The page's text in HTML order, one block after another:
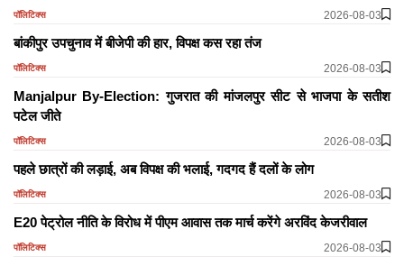
पॉलिटिक्स 2026-08-03
बांकीपुर उपचुनाव में बीजेपी की हार, विपक्ष कस रहा तंज
पॉलिटिक्स 2026-08-03
Manjalpur By-Election: गुजरात की मांजलपुर सीट से भाजपा के सतीश
पटेल जीते
पॉलिटिक्स 2026-08-03
पहले छात्रों की लड़ाई, अब विपक्ष की भलाई, गदगद हैं दलों के लोग
पॉलिटिक्स 2026-08-03
E20 पेट्रोल नीति के विरोध में पीएम आवास तक मार्च करेंगे अरविंद केजरीवाल
पॉलिटिक्स 2026-08-03